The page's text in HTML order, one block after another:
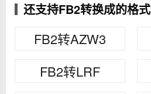
还支持FB2转换成的格式
FB2转AZW3
FB2转LRF